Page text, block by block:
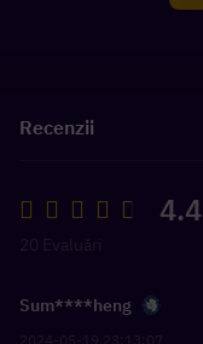
Recenzii
4.4
Sum****heng